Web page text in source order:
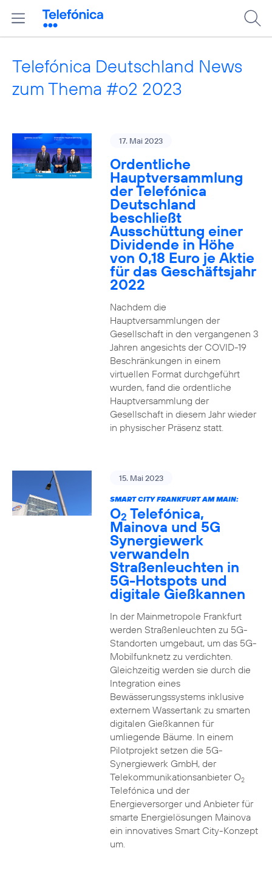
Telefónica Deutschland News
zum Thema #o2 2023
17. Mai 2023
Ordentliche
Hauptversammlung
der Telefónica
Deutschland
beschließt
Ausschüttung einer
Dividende in Höhe
von 0,18 Euro je Aktie
für das Geschäftsjahr
2022
Nachdem die
Hauptversammlungen der
Gesellschaft in den vergangenen 3
Jahren angesichts der COVID-19
Beschränkungen in einem
virtuellen Format durchgeführt
wurden, fand die ordentliche
Hauptversammlung der
Gesellschaft in diesem Jahr wieder
in physischer Präsenz statt.
15. Mai 2023
SMART CITY FRANKFURT AM MAIN:
O2 Telefónica,
Mainova und 5G
Synergiewerk
verwandeln
Straßenleuchten in
5G-Hotspots und
digitale Gießkannen
In der Mainmetropole Frankfurt
werden Straßenleuchten zu 5G-
Standorten umgebaut, um das 5G-
Mobilfunknetz zu verdichten.
Gleichzeitig werden sie durch die
Integration eines
Bewässerungssystems inklusive
externem Wassertank zu smarten
digitalen Gießkannen für
umliegende Bäume. In einem
Pilotprojekt setzen die 5G-
Synergiewerk GmbH, der
Telekommunikationsanbieter O2
Telefónica und der
Energieversorger und Anbieter für
smarte Energielösungen Mainova
ein innovatives Smart City-Konzept
um.